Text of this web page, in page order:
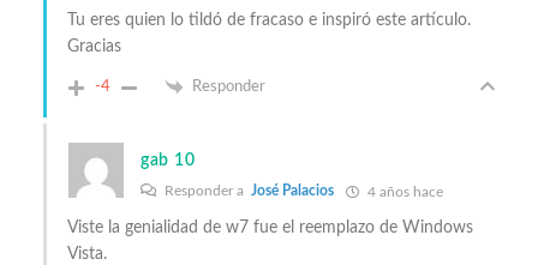
Tu eres quien lo tildó de fracaso e inspiró este artículo.
Gracias
-4 Responder
gab 10
Responder a José Palacios 4 años hace
Viste la genialidad de w7 fue el reemplazo de Windows
Vista.